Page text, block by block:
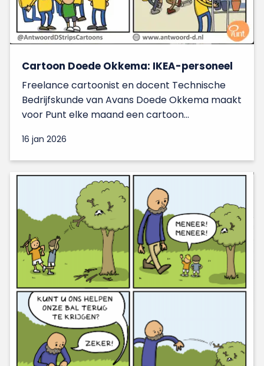
Cartoon Doede Okkema: IKEA-personeel
Freelance cartoonist en docent Technische
Bedrijfskunde van Avans Doede Okkema maakt
voor Punt elke maand een cartoon...
16 jan 2026